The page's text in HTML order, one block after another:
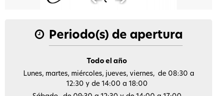
Periodo(s) de apertura
Todo el año
Lunes, martes, miércoles, jueves, viernes de 08:30 a
12:30 y de 14:00 a 18:00